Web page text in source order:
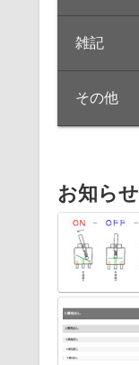
雑記
その他
お知らせ